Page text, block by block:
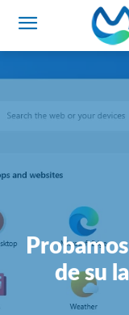
de su